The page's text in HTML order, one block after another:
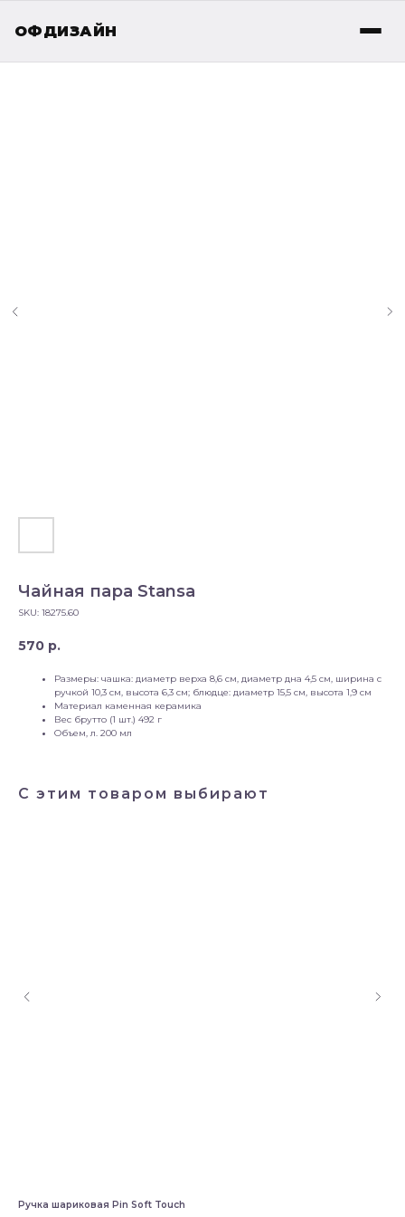
ОФДИЗАЙН
Чайная пара Stansa
SKU: 18275.60
570 р.
Размеры: чашка: диаметр верха 8,6 см, диаметр дна 4,5 см, ширина с
ручкой 10,3 см, высота 6,3 см; блюдце: диаметр 15,5 см, высота 1,9 см
Материал каменная керамика
Вес брутто (1 шт.) 492 г
Объем, л. 200 мл
С этим товаром выбирают
Ручка шариковая Pin Soft Touch